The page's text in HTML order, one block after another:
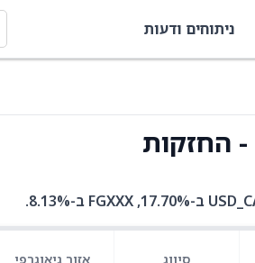
ניתוחים ודעות
סיווג אזור גיאוגרפי